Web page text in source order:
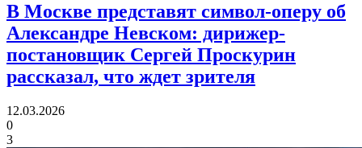
В Москве представят символ-оперу об
Александре Невском: дирижер-
постановщик Сергей Проскурин
рассказал, что ждет зрителя
12.03.2026
0
3